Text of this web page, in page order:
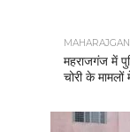
महराजगंज में
चोरी के मामलों